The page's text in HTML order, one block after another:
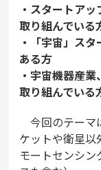
・スタートア
取り組んでいる
・「宇宙」ス
ある方
・宇宙機器産
取り組んでいる
今回のテーマ
ケットや衛星以
モートセンシ